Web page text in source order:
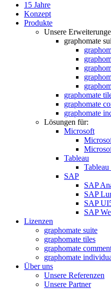
15 Jahre
Konzept
Produkte
Unsere
graphomate
graphomate
graphomate
graphomate
Lösungen für:
Microsoft
Tableau
SAP
SAP
SAP
SAP
SAP
Lizenzen
graphomate suite
graphomate tiles
graphomate
graphomate
Über uns
Unsere Referenzen
Unsere Partner